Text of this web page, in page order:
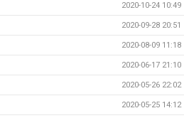
2020-10-24 10:49
2020-09-28 20:51
2020-08-09 11:18
2020-06-17 21:10
2020-05-26 22:02
2020-05-25 14:12